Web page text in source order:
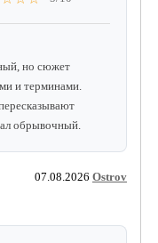
но сюжет
и терминами.
обрывочный.
07.08.2026 Ostrov